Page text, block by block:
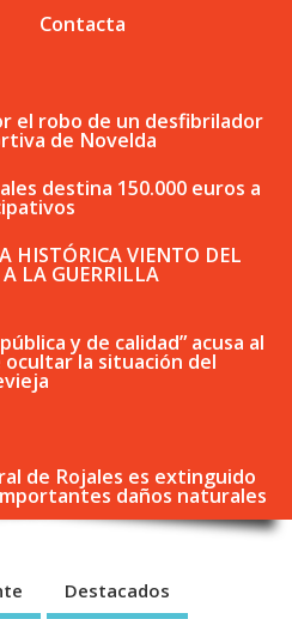
Contacta
el robo de un desfibrilador
de Novelda
destina 150.000 euros a
HISTÓRICA VIENTO DEL
LA GUERRILLA
y de calidad” acusa al
ocultar la situación del
de Rojales es extinguido
daños naturales
Destacados